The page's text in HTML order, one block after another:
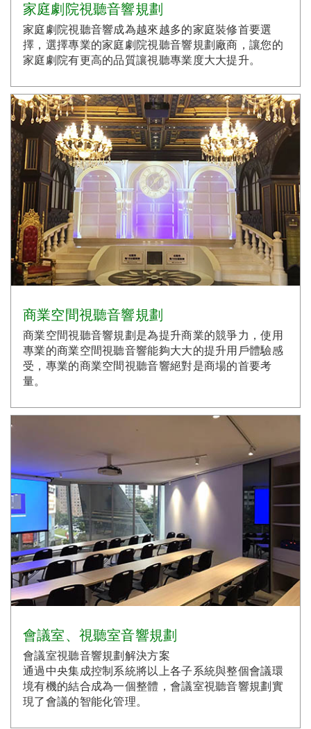
家庭劇院視聽音響規劃
家庭劇院視聽音響成為越來越多的家庭裝修首要選
擇，選擇專業的家庭劇院視聽音響規劃廠商，讓您的
家庭劇院有更高的品質讓視聽專業度大大提升。
商業空間視聽音響規劃
商業空間視聽音響規劃是為提升商業的競爭力，使用
專業的商業空間視聽音響能夠大大的提升用戶體驗感
受，專業的商業空間視聽音響絕對是商場的首要考
量。
會議室、視聽室音響規劃
會議室視聽音響規劃解決方案
通過中央集成控制系統將以上各子系統與整個會議環
境有機的結合成為一個整體，會議室視聽音響規劃實
現了會議的智能化管理。